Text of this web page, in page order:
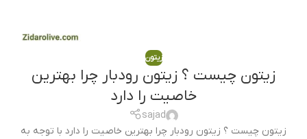
زیتون
زیتون چیست ؟ زیتون رودبار چرا بهترین
خاصیت را دارد
sajad
زیتون چیست ؟ زیتون رودبار چرا بهترین خاصیت را دارد با توجه به